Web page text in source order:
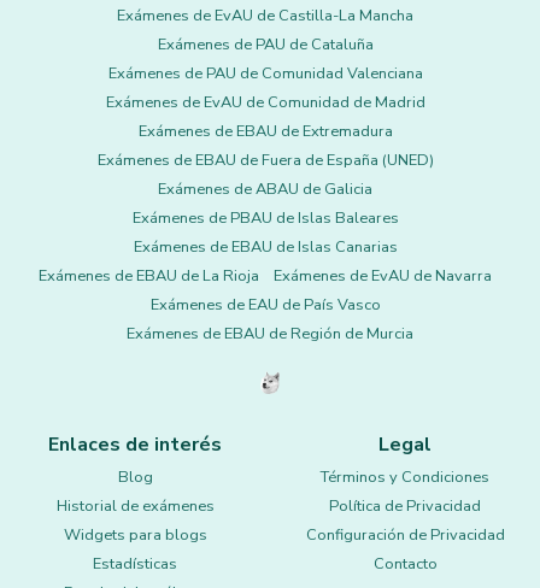
Exámenes de EvAU de Castilla-La Mancha
Exámenes de PAU de Cataluña
Exámenes de PAU de Comunidad Valenciana
Exámenes de EvAU de Comunidad de Madrid
Exámenes de EBAU de Extremadura
Exámenes de EBAU de Fuera de España (UNED)
Exámenes de ABAU de Galicia
Exámenes de PBAU de Islas Baleares
Exámenes de EBAU de Islas Canarias
Exámenes de EBAU de La Rioja
Exámenes de EvAU de Navarra
Exámenes de EAU de País Vasco
Exámenes de EBAU de Región de Murcia
Enlaces de interés
Blog
Historial de exámenes
Widgets para blogs
Estadísticas
Legal
Términos y Condiciones
Política de Privacidad
Configuración de Privacidad
Contacto